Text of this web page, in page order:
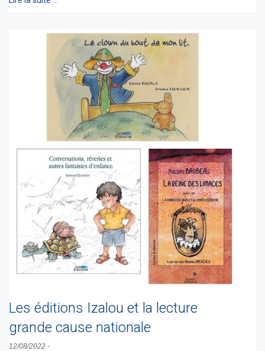
Les éditions Izalou et la lecture
grande cause nationale
12/08/2022 -